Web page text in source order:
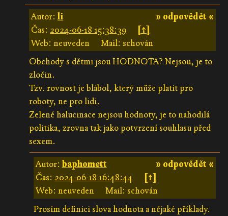
» odpovědět «
Autor:li
Čas: 2024-06-18 15:38:39
[↑]
Web: neuveden
Mail: schován
Obchody s dětmi jsou HODNOTA? Nejsou, je to
zločin.
Tzv. rovnost je blábol, který může platit pro
roboty, ne pro lidi.
Zelené halucinace nejsou hodnoty, je to nahodilá
politika, zrovna tak jako potvrzení souhlasu před
sexem.
» odpovědět «
Autor: baphomett
Čas: 2024-06-18 16:48:44
[↑]
Web: neuveden
Mail: schován
Prosím definici slova hodnota a nějaké příklady.